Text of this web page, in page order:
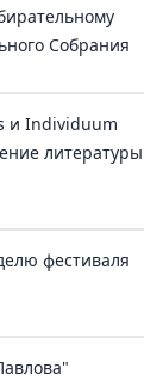
Собрания
и Individuum
литературы
фестиваля